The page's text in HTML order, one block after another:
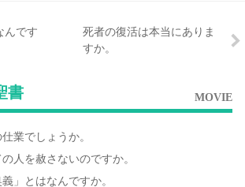
んです
死者の復活は本当にありま
すか。
書 MOVIE
業でしょうか。
人を赦さないのですか。
」とはなんですか。